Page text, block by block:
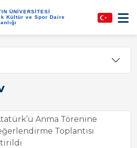
ÜNİVERSİTESİ
Kültür ve Spor Daire
Anma Törenine
Toplantısı